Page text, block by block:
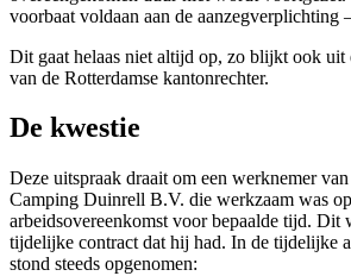
voorbaat voldaan aan de aanzegverplichting
Dit gaat helaas niet altijd op, zo blijkt ook uit
van de Rotterdamse kantonrechter.
De kwestie
Deze uitspraak draait om een werknemer
Camping Duinrell B.V. die werkzaam was
arbeidsovereenkomst voor bepaalde tijd. Dit
tijdelijke contract dat hij had. In de tijdelijke
stond steeds opgenomen: